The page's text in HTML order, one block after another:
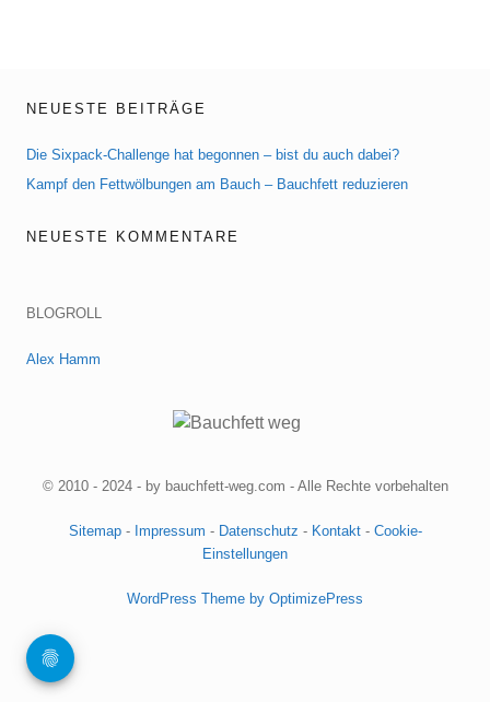
NEUESTE BEITRÄGE
Die Sixpack-Challenge hat begonnen – bist du auch dabei?
Kampf den Fettwölbungen am Bauch – Bauchfett reduzieren
NEUESTE KOMMENTARE
BLOGROLL
Alex Hamm
© 2010 - 2024 - by bauchfett-weg.com - Alle Rechte vorbehalten
Sitemap- Impressum - Datenschutz - Kontakt- Cookie-
Einstellungen
WordPress Theme by OptimizePress